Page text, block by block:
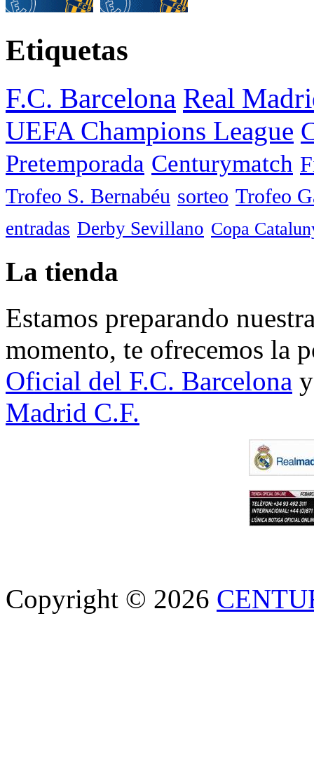
Etiquetas
F.C. Barcelona Real
UEFA Champions League
Pretemporada Centurymatch
Trofeo S. Bernabéu sorteo Trofeo
entradas Derby Sevillano Copa
La tienda
Estamos preparando
momento, te ofrecemos la
Oficial del F.C. Barcelona
Madrid C.F.
Copyright © 2026